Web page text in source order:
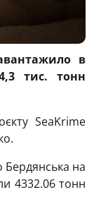
в
тис. тонн
SeaKrime
Бердянська на
4332.06 тонн